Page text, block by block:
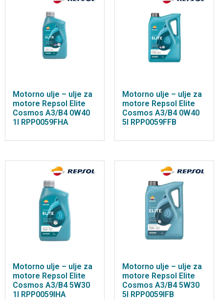
Motorno ulje – ulje za
motore Repsol Elite
Cosmos A3/B4 0W40
1l RPP0059FHA
Motorno ulje – ulje za
motore Repsol Elite
Cosmos A3/B4 0W40
5l RPP0059FFB
Motorno ulje – ulje za
motore Repsol Elite
Cosmos A3/B4 5W30
1l RPP0059IHA
Motorno ulje – ulje za
motore Repsol Elite
Cosmos A3/B4 5W30
5l RPP0059IFB